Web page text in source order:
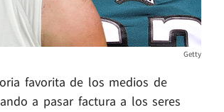
Getty
favorita de los medios de
a pasar factura a los seres